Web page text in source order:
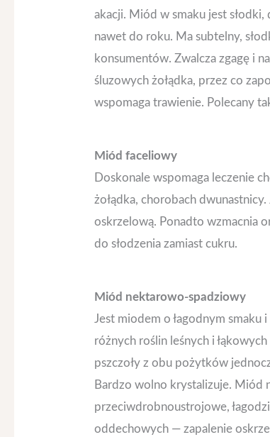
akacji. Miód w smaku jest
nawet do roku. Ma subtelny,
konsumentów. Zwalcza zgagę i
śluzowych żołądka, przez co
wspomaga trawienie. Polecany
Miód faceliowy
Doskonale wspomaga leczenie
żołądka, chorobach
oskrzelową. Ponadto wzmacnia
do słodzenia zamiast cukru.
Miód nektarowo-spadziowy
Jest miodem o łagodnym smaku
różnych roślin leśnych i
pszczoły z obu pożytków
Bardzo wolno krystalizuje. Miód
przeciwdrobnoustrojowe,
oddechowych — zapalenie